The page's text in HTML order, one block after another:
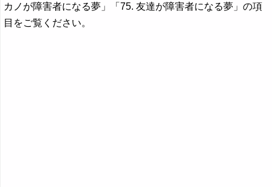
カノが障害者になる夢」「75. 友達が障害者になる夢」の項
目をご覧ください。